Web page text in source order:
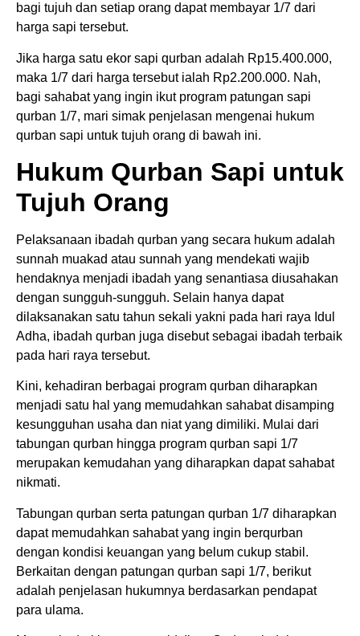
bagi tujuh dan setiap orang dapat membayar 1/7 dari
harga sapi tersebut.
Jika harga satu ekor sapi qurban adalah Rp15.400.000,
maka 1/7 dari harga tersebut ialah Rp2.200.000. Nah,
bagi sahabat yang ingin ikut program patungan sapi
qurban 1/7, mari simak penjelasan mengenai hukum
qurban sapi untuk tujuh orang di bawah ini.
Hukum Qurban Sapi untuk
Tujuh Orang
Pelaksanaan ibadah qurban yang secara hukum adalah
sunnah muakad atau sunnah yang mendekati wajib
hendaknya menjadi ibadah yang senantiasa diusahakan
dengan sungguh-sungguh. Selain hanya dapat
dilaksanakan satu tahun sekali yakni pada hari raya Idul
Adha, ibadah qurban juga disebut sebagai ibadah terbaik
pada hari raya tersebut.
Kini, kehadiran berbagai program qurban diharapkan
menjadi satu hal yang memudahkan sahabat disamping
kesungguhan usaha dan niat yang dimiliki. Mulai dari
tabungan qurban hingga program qurban sapi 1/7
merupakan kemudahan yang diharapkan dapat sahabat
nikmati.
Tabungan qurban serta patungan qurban 1/7 diharapkan
dapat memudahkan sahabat yang ingin berqurban
dengan kondisi keuangan yang belum cukup stabil.
Berkaitan dengan patungan qurban sapi 1/7, berikut
adalah penjelasan hukumnya berdasarkan pendapat
para ulama.